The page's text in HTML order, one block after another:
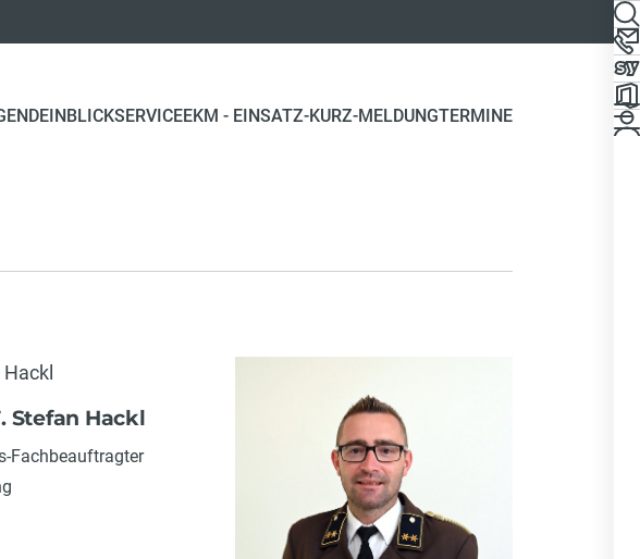
EINBLICKSERVICEEKM - EINSATZ-KURZ-MELDUNGTERMINE
Stefan Hackl
Fachbeauftragter